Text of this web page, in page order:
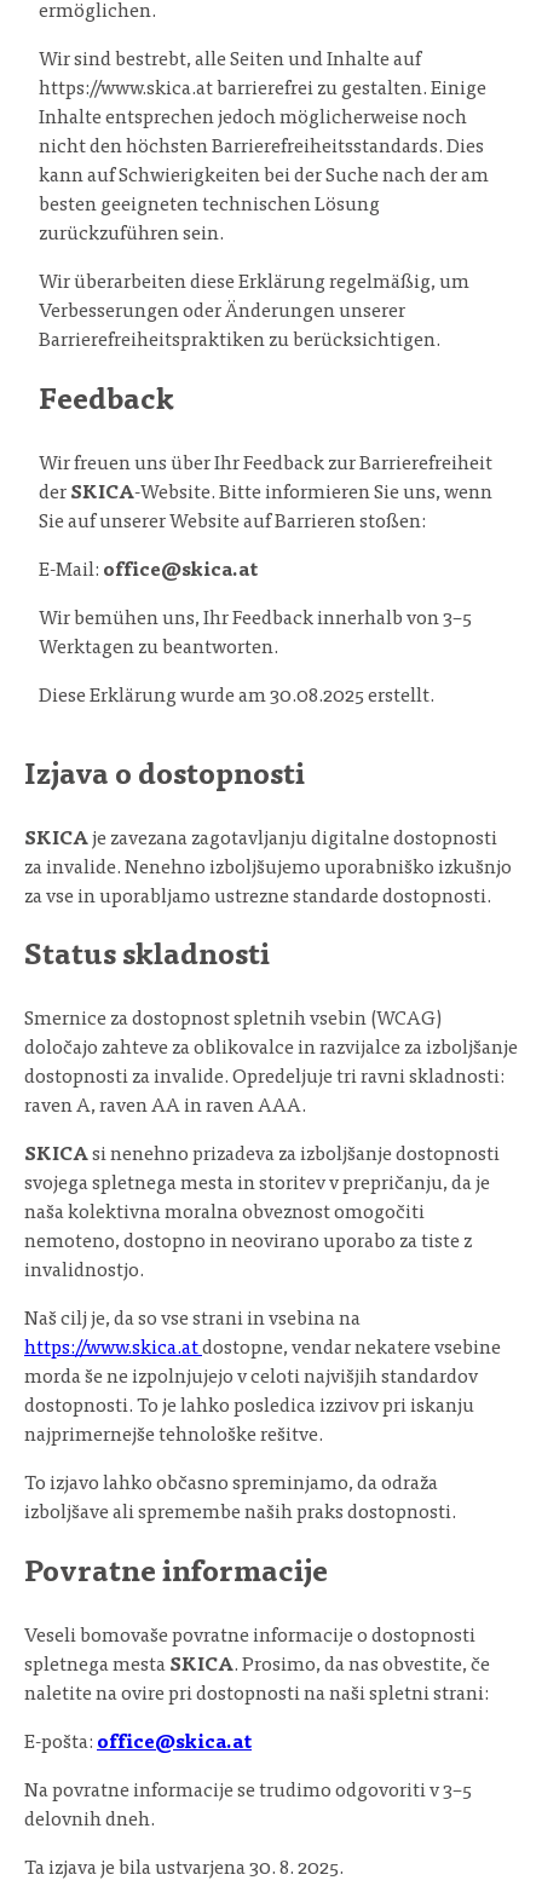
ermöglichen.
Wir sind bestrebt, alle Seiten und Inhalte auf
https://www.skica.at barrierefrei zu gestalten. Einige
Inhalte entsprechen jedoch möglicherweise noch
nicht den höchsten Barrierefreiheitsstandards. Dies
kann auf Schwierigkeiten bei der Suche nach der am
besten geeigneten technischen Lösung
zurückzuführen sein.
Wir überarbeiten diese Erklärung regelmäßig, um
Verbesserungen oder Änderungen unserer
Barrierefreiheitspraktiken zu berücksichtigen.
Feedback
Wir freuen uns über Ihr Feedback zur Barrierefreiheit
der SKICA-Website. Bitte informieren Sie uns, wenn
Sie auf unserer Website auf Barrieren stoßen:
E-Mail: office@skica.at
Wir bemühen uns, Ihr Feedback innerhalb von 3–5
Werktagen zu beantworten.
Diese Erklärung wurde am 30.08.2025 erstellt.
Izjava o dostopnosti
SKICAje zavezana zagotavljanju digitalne dostopnosti
za invalide. Nenehno izboljšujemo uporabniško izkušnjo
za vse in uporabljamo ustrezne standarde dostopnosti.
Status skladnosti
Smernice za dostopnost spletnih vsebin (WCAG)
določajo zahteve za oblikovalce in razvijalce za izboljšanje
dostopnosti za invalide. Opredeljuje tri ravni skladnosti:
raven A, raven AA in raven AAA.
SKICAsi nenehno prizadeva za izboljšanje dostopnosti
svojega spletnega mesta in storitev v prepričanju, da je
naša kolektivna moralna obveznost omogočiti
nemoteno, dostopno in neovirano uporabo za tiste z
invalidnostjo.
Naš cilj je, da so vse strani in vsebina na
https://www.skica.atdostopne, vendar nekatere vsebine
morda še ne izpolnjujejo v celoti najvišjih standardov
dostopnosti. To je lahko posledica izzivov pri iskanju
najprimernejše tehnološke rešitve.
To izjavo lahko občasno spreminjamo, da odraža
izboljšave ali spremembe naših praks dostopnosti.
Povratne informacije
Veseli bomovaše povratne informacije o dostopnosti
spletnega mesta SKICA. Prosimo, da nas obvestite, če
naletite na ovire pri dostopnosti na naši spletni strani:
E-pošta: office@skica.at
Na povratne informacije se trudimo odgovoriti v 3–5
delovnih dneh.
Ta izjava je bila ustvarjena 30. 8. 2025.